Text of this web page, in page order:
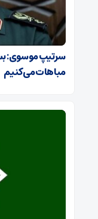
سرتیپ موسوی:
مباهات می‌کنیم